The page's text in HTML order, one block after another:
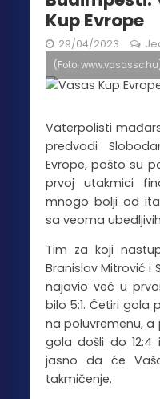
Kup Evrope
29/04/2023
(Foto:
Vaterpolisti
predvodi
Evrope, pošto su
prvoj utakmici
mnogo bolji od
sa veoma ubedljivih
Tim za koji
Branislav Mitrović i
najavio već u
bilo 5:1. Četiri gola
na poluvremenu,
gola došli do
jasno da će
takmičenje.